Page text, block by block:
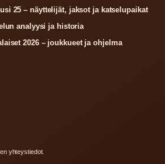
25 – näyttelijät, jaksot ja katselupaikat
analyysi ja historia
2026 – joukkueet ja ohjelma
yhteystiedot.